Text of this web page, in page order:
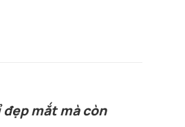
mắt mà còn